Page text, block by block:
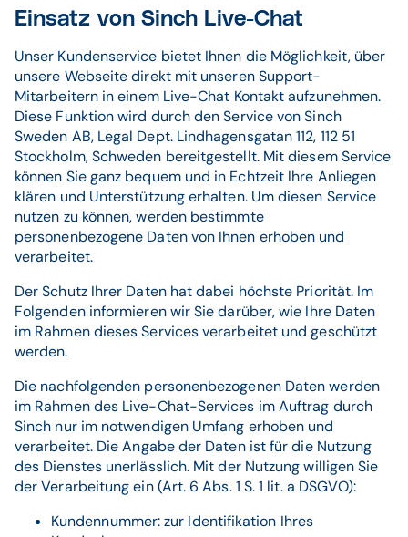
Einsatz von Sinch Live-Chat
Unser Kundenservice bietet Ihnen die Möglichkeit, über
unsere Webseite direkt mit unseren Support-
Mitarbeitern in einem Live-Chat Kontakt aufzunehmen.
Diese Funktion wird durch den Service von Sinch
Sweden AB, Legal Dept. Lindhagensgatan 112, 112 51
Stockholm, Schweden bereitgestellt. Mit diesem Service
können Sie ganz bequem und in Echtzeit Ihre Anliegen
klären und Unterstützung erhalten. Um diesen Service
nutzen zu können, werden bestimmte
personenbezogene Daten von Ihnen erhoben und
verarbeitet.
Der Schutz Ihrer Daten hat dabei höchste Priorität. Im
Folgenden informieren wir Sie darüber, wie Ihre Daten
im Rahmen dieses Services verarbeitet und geschützt
werden.
Die nachfolgenden personenbezogenen Daten werden
im Rahmen des Live-Chat-Services im Auftrag durch
Sinch nur im notwendigen Umfang erhoben und
verarbeitet. Die Angabe der Daten ist für die Nutzung
des Dienstes unerlässlich. Mit der Nutzung willigen Sie
der Verarbeitung ein (Art. 6 Abs. 1 S. 1 lit. a DSGVO):
Kundennummer: zur Identifikation Ihres